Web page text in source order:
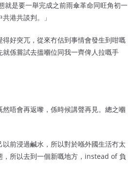
就是要一舉完成之前雨傘革命同旺角初一
港共談判。」
好突兀，從來冇估到事情會發生到咁嘅
係嘗試去搵嗰位同我一齊俾人拉嘅手
唔會再返嚟，係時候講聲再見。總之嗰
前浸過鹹水，所以對於喺外國生活冇太
，所以去到一個新嘅地方，instead of 負